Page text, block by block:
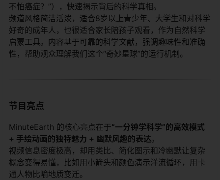
不怕癌症？”），快速揭示背后的科学真相。
频道风格简洁活泼，适合8岁以上青少年、大学生和对科学
好奇的成年人，也很适合家长陪孩子观看，作为自然科学
启蒙工具。内容基于可靠的科学文献，强调趣味性和准确
性，帮助观众理解我们这个“奇妙星球”的运行机制。
节目亮点
MinuteEarth 的核心亮点在于“一分钟学科学”的高效模式
+ 手绘动画的独特魅力 + 幽默风趣的表达。
视频信息密度极高，却用类比、简化图示和冷幽默让复杂
概念变得易懂，比如用小箭头和颜色演示洋流循环，用卡
通人物比喻地质变迁。